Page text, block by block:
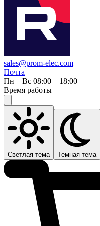
sales@prom-elec.com
Почта
Пн—Вс 08:00 – 18:00
Время работы
Светлая тема Темная тема